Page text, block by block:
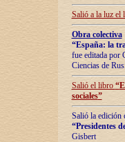
Salió a la luz el
Obra colectiva
“España: la
fue editada por
Ciencias de
Salió el libro “
sociales”
Salió la edición
“Presidentes
Gisbert